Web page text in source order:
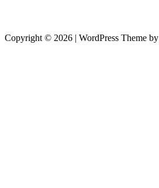
Copyright © 2026 | WordPress Theme by